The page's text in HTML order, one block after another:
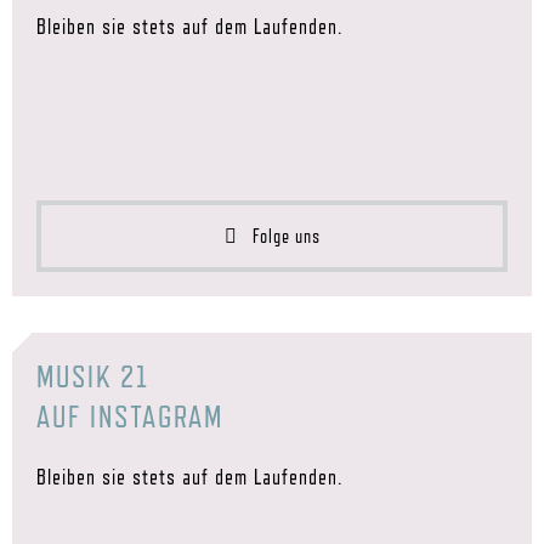
Bleiben sie stets auf dem Laufenden.
Folge uns
MUSIK 21
AUF INSTAGRAM
Bleiben sie stets auf dem Laufenden.